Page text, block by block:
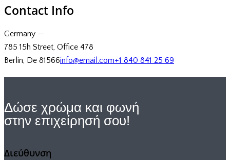
Contact Info
Germany —
785 15h Street, Office 478
Berlin, De 81566info@email.com+1 840 841 25 69
Δώσε χρώμα και φωνή
στην επιχείρησή σου!
Διεύθυνση